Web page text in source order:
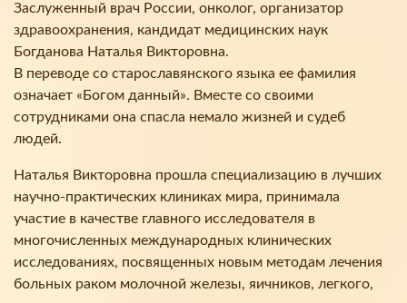
Заслуженный врач России, онколог, организатор
здравоохранения, кандидат медицинских наук
Богданова Наталья Викторовна.
В переводе со старославянского языка ее фамилия
означает «Богом данный». Вместе со своими
сотрудниками она спасла немало жизней и судеб
людей.
Наталья Викторовна прошла специализацию в лучших
научно-практических клиниках мира, принимала
участие в качестве главного исследователя в
многочисленных международных клинических
исследованиях, посвященных новым методам лечения
больных раком молочной железы, яичников, легкого,